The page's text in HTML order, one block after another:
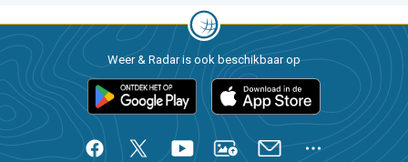
Weer & Radar is ook beschikbaar op